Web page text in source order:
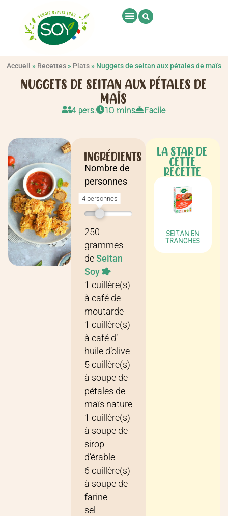
Accueil » Recettes » Plats » Nuggets de seitan aux pétales de maïs
NUGGETS DE SEITAN AUX PÉTALES DE
MAÏS
4 pers. 10 mins Facile
INGRÉDIENTS
Nombre de
personnes
4 personnes
Recette pour
250
grammes
de Seitan
Soy
1 cuillère(s)
à café de
moutarde
1 cuillère(s)
à café d’
huile d’olive
5 cuillère(s)
à soupe de
pétales de
maïs nature
1 cuillère(s)
à soupe de
sirop
d’érable
6 cuillère(s)
à soupe de
farine
sel
LA STAR DE
CETTE
RECETTE
SEITAN EN
TRANCHES